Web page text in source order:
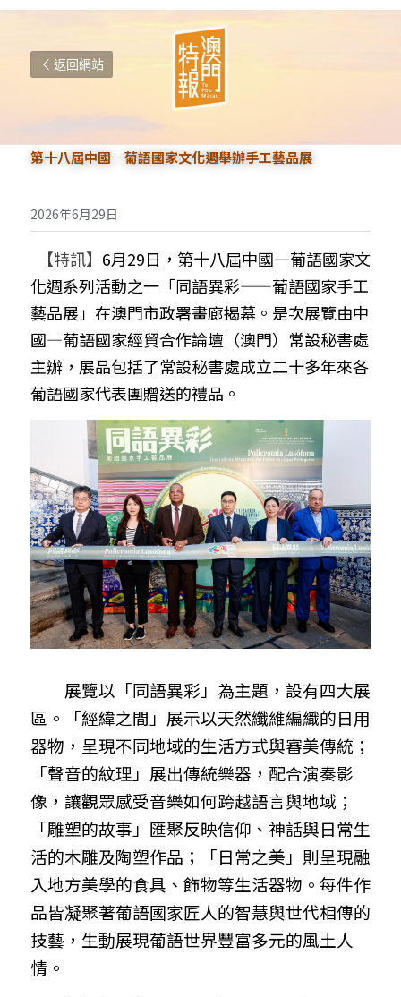
返回網站
第十八屆中國—葡語國家文化週舉辦手工藝品展
2026年6月29日
  【特訊】
6月29日，第十八屆中國—葡語國家文
化週系列活動之一「同語異彩——葡語國家手工
藝品展」在澳門市政署畫廊揭幕。是次展覽由中
國—葡語國家經貿合作論壇（澳門）常設秘書處
主辦，展品包括了常設秘書處成立二十多年來各
葡語國家代表團贈送的禮品。
展覽以「同語異彩」為主題，設有四大展
區。「經緯之間」展示以天然纖維編織的日用
器物，呈現不同地域的生活方式與審美傳統；
「聲音的紋理」展出傳統樂器，配合演奏影
像，讓觀眾感受音樂如何跨越語言與地域；
「雕塑的故事」匯聚反映信仰、神話與日常生
活的木雕及陶塑作品；「日常之美」則呈現融
入地方美學的食具、飾物等生活器物。每件作
品皆凝聚著葡語國家匠人的智慧與世代相傳的
技藝，生動展現葡語世界豐富多元的風土人
情。